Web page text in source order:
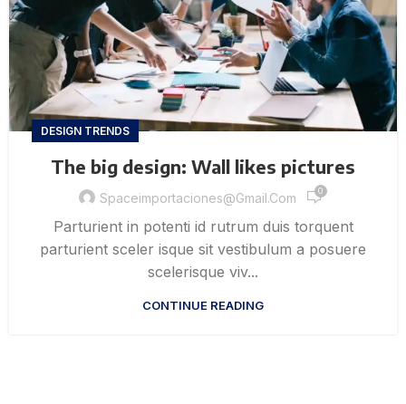
DESIGN TRENDS
The big design: Wall likes pictures
Spaceimportaciones@gmail.com 0
Parturient in potenti id rutrum duis torquent
parturient sceler isque sit vestibulum a posuere
scelerisque viv...
CONTINUE READING